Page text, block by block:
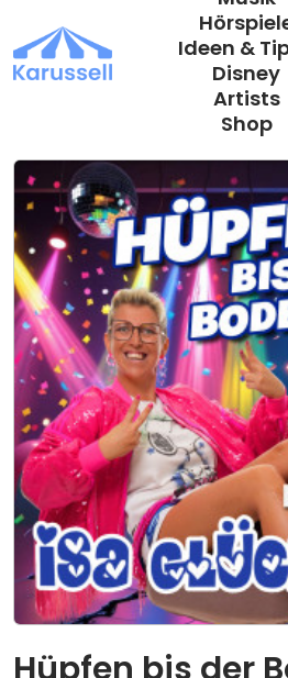
Inhalt
springen
Ideen &
Disney
Artists
Shop